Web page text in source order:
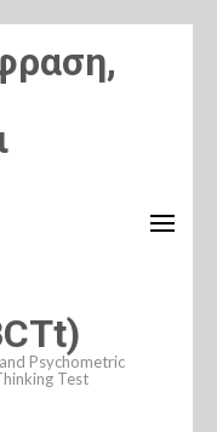
Psychometric
Test